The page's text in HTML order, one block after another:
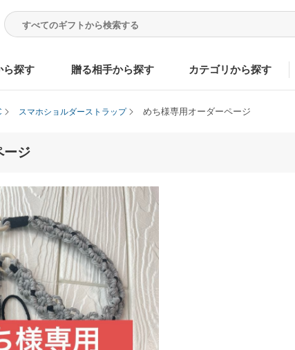
ら探す 贈る相手から探す カテゴリから探す
スマホショルダーストラップ めち様専用オーダーページ
ージ